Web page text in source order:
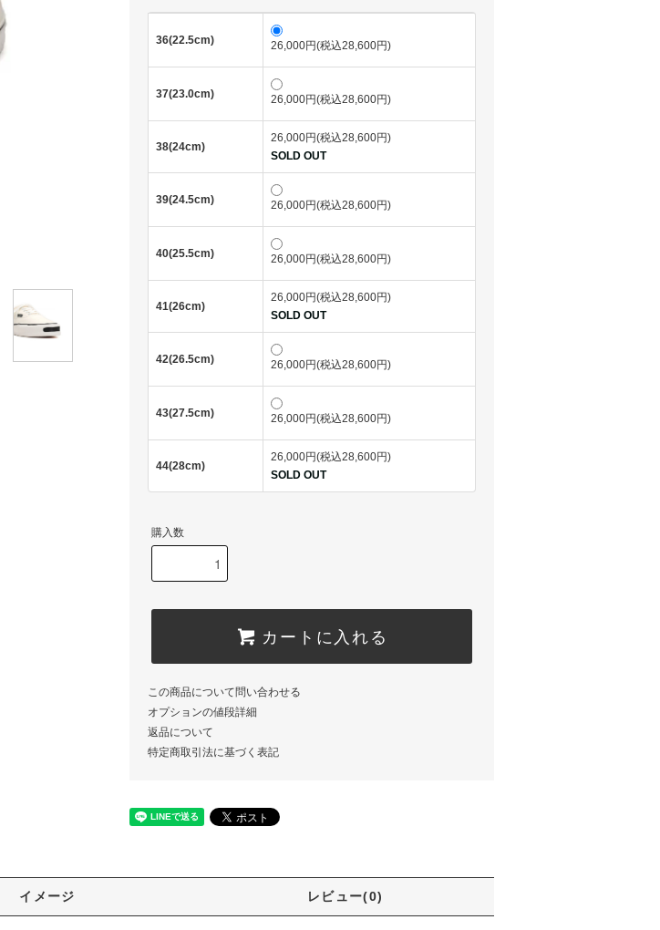
36(22.5cm) 26,000円(税込28,600円)
37(23.0cm) 26,000円(税込28,600円)
38(24cm)
26,000円(税込28,600円)
SOLD OUT
39(24.5cm) 26,000円(税込28,600円)
40(25.5cm) 26,000円(税込28,600円)
41(26cm)
26,000円(税込28,600円)
SOLD OUT
42(26.5cm) 26,000円(税込28,600円)
43(27.5cm) 26,000円(税込28,600円)
44(28cm)
26,000円(税込28,600円)
SOLD OUT
購入数
カートに入れる
この商品について問い合わせる
オプションの値段詳細
返品について
特定商取引法に基づく表記
イメージ レビュー(0)